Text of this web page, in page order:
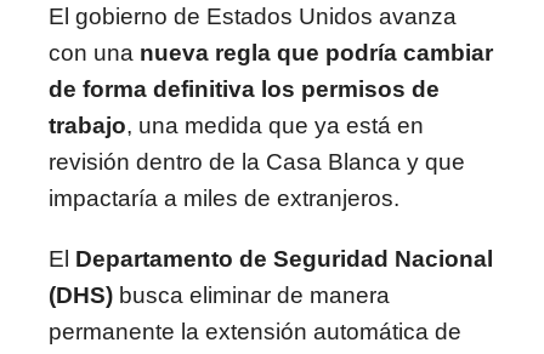
El gobierno de Estados Unidos avanza
con una nueva regla que podría cambiar
de forma definitiva los permisos de
trabajo, una medida que ya está en
revisión dentro de la Casa Blanca y que
impactaría a miles de extranjeros.
El Departamento de Seguridad Nacional
(DHS) busca eliminar de manera
permanente la extensión automática de